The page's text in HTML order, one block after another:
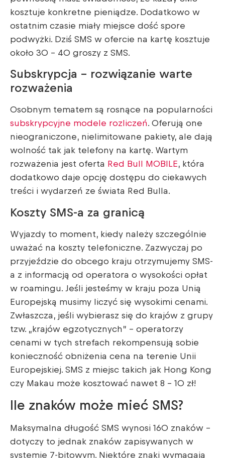
kosztuje konkretne pieniądze. Dodatkowo w
ostatnim czasie miały miejsce dość spore
podwyżki. Dziś SMS w ofercie na kartę kosztuje
około 30 – 40 groszy z SMS.
Subskrypcja – rozwiązanie warte
rozważenia
Osobnym tematem są rosnące na popularności
subskrypcyjne modele rozliczeń. Oferują one
nieograniczone, nielimitowane pakiety, ale dają
wolność tak jak telefony na kartę. Wartym
rozważenia jest oferta Red Bull MOBILE, która
dodatkowo daje opcję dostępu do ciekawych
treści i wydarzeń ze świata Red Bulla.
Koszty SMS-a za granicą
Wyjazdy to moment, kiedy należy szczególnie
uważać na koszty telefoniczne. Zazwyczaj po
przyjeździe do obcego kraju otrzymujemy SMS-
a z informacją od operatora o wysokości opłat
w roamingu. Jeśli jesteśmy w kraju poza Unią
Europejską musimy liczyć się wysokimi cenami.
Zwłaszcza, jeśli wybierasz się do krajów z grupy
tzw. „krajów egzotycznych” – operatorzy
cenami w tych strefach rekompensują sobie
konieczność obniżenia cena na terenie Unii
Europejskiej. SMS z miejsc takich jak Hong Kong
czy Makau może kosztować nawet 8 – 10 zł!
Ile znaków może mieć SMS?
Maksymalna długość SMS wynosi 160 znaków –
dotyczy to jednak znaków zapisywanych w
systemie 7-bitowym. Niektóre znaki wymagają